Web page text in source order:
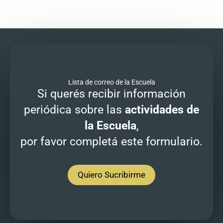
Lista de correo de la Escuela
Si querés recibir información
periódica sobre las actividades de
la Escuela,
por favor completá este formulario.
Quiero Sucribirme